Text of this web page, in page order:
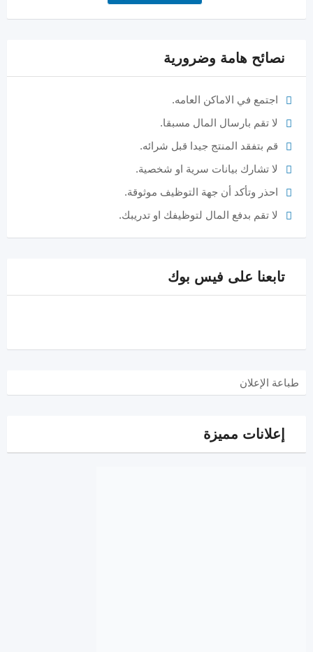
نصائح هامة وضرورية
اجتمع في الاماكن العامه.
لا تقم بارسال المال مسبقا.
قم بتفقد المنتج جيدا قبل شرائه.
لا تشارك بيانات سرية او شخصية.
احذر وتأكد أن جهة التوظيف موثوقة.
لا تقم بدفع المال لتوظيفك او تدريبك.
تابعنا على فيس بوك
طباعة الإعلان
إعلانات مميزة